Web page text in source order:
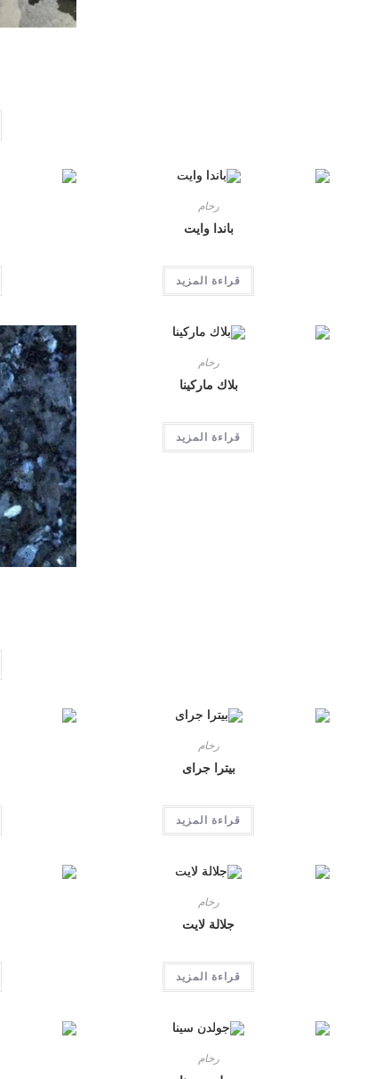
رخام
باندا وايت
قراءة المزيد
رخام
بلاك ماركينا
قراءة المزيد
رخام
بيترا جراى
قراءة المزيد
رخام
جلالة لايت
قراءة المزيد
رخام